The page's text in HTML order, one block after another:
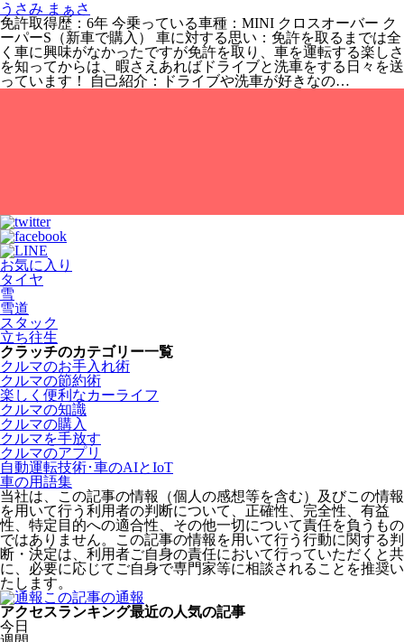
うさみ まぁさ
免許取得歴：6年 今乗っている車種：MINI クロスオーバー ク
ーパーS（新車で購入） 車に対する思い：免許を取るまでは全
く車に興味がなかったですが免許を取り、車を運転する楽しさ
を知ってからは、暇さえあればドライブと洗車をする日々を送
っています！ 自己紹介：ドライブや洗車が好きなの…
お気に入り
タイヤ
雪
雪道
スタック
立ち往生
クラッチのカテゴリー一覧
クルマのお手入れ術
クルマの節約術
楽しく便利なカーライフ
クルマの知識
クルマの購入
クルマを手放す
クルマのアプリ
自動運転技術･車のAIとIoT
車の用語集
当社は、この記事の情報（個人の感想等を含む）及びこの情報
を用いて行う利用者の判断について、正確性、完全性、有益
性、特定目的への適合性、その他一切について責任を負うもの
ではありません。この記事の情報を用いて行う行動に関する判
断・決定は、利用者ご自身の責任において行っていただくと共
に、必要に応じてご自身で専門家等に相談されることを推奨い
たします。
この記事の通報
アクセスランキング最近の人気の記事
今日